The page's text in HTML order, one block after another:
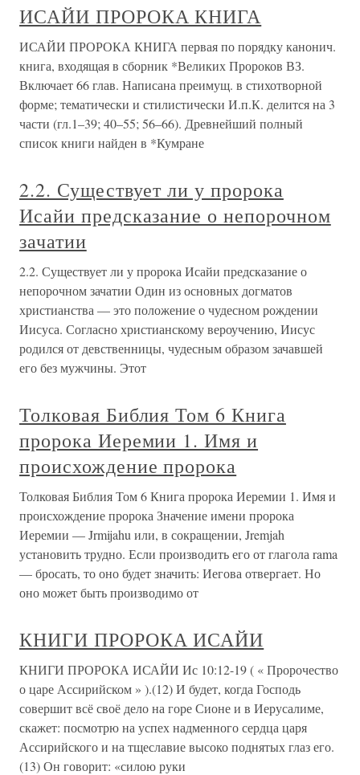
ИСАЙИ ПРОРОКА КНИГА
ИСАЙИ ПРОРОКА КНИГА первая по порядку канонич.
книга, входящая в сборник *Великих Пророков ВЗ.
Включает 66 глав. Написана преимущ. в стихотворной
форме; тематически и стилистически И.п.К. делится на 3
части (гл.1–39; 40–55; 56–66). Древнейший полный
список книги найден в *Кумране
2.2. Существует ли у пророка
Исайи предсказание о непорочном
зачатии
2.2. Существует ли у пророка Исайи предсказание о
непорочном зачатии Один из основных догматов
христианства — это положение о чудесном рождении
Иисуса. Согласно христианскому вероучению, Иисус
родился от девственницы, чудесным образом зачавшей
его без мужчины. Этот
Толковая Библия Том 6 Книга
пророка Иеремии 1. Имя и
происхождение пророка
Толковая Библия Том 6 Книга пророка Иеремии 1. Имя и
происхождение пророка Значение имени пророка
Иеремии — Jrmijahu или, в сокращении, Jremjah
установить трудно. Если производить его от глагола rama
— бросать, то оно будет значить: Иегова отвергает. Но
оно может быть производимо от
КНИГИ ПРОРОКА ИСАЙИ
КНИГИ ПРОРОКА ИСАЙИ Ис 10:12-19 ( « Пророчество
о царе Ассирийском » ).(12) И будет, когда Господь
совершит всё своё дело на горе Сионе и в Иерусалиме,
скажет: посмотрю на успех надменного сердца царя
Ассирийского и на тщеславие высоко поднятых глаз его.
(13) Он говорит: «силою руки